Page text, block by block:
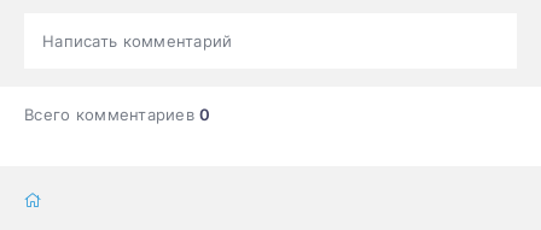
Написать комментарий
Всего комментариев0